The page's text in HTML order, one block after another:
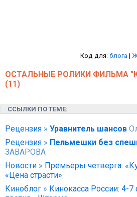
Код для: блога |
ОСТАЛЬНЫЕ РОЛИКИ ФИЛЬМА
(11)
ССЫЛКИ ПО ТЕМЕ:
Рецензия » Уравнитель шансов
Рецензия » Пельмешки без
ЗАВАРОВА
Новости » Премьеры четверга:
«Цена страсти»
Киноблог » Кинокасса России: 4-